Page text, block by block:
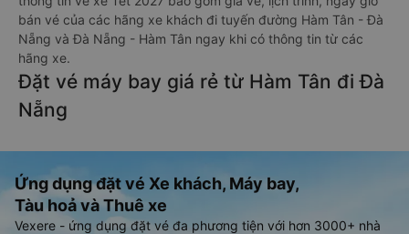
bán vé của các hãng xe khách đi tuyến đường Hàm Tân - Đà
Nẵng và Đà Nẵng - Hàm Tân ngay khi có thông tin từ các
hãng xe.
Đặt vé máy bay giá rẻ từ Hàm Tân đi Đà
Nẵng
Ứng dụng đặt vé Xe khách, Máy bay,
Tàu hoả và Thuê xe
Vexere - ứng dụng đặt vé đa phương tiện với hơn 3000+ nhà